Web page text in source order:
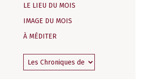
LE LIEU DU MOIS
IMAGE DU MOIS
À MÉDITER